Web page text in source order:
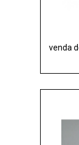
venda